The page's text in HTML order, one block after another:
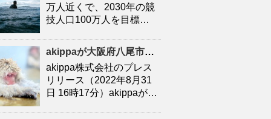
万人近くで、2030年の競
技人口100万人を目標…
akippaが大阪府八尾市と連携協定を締結！駐車場シェアを活かしたにぎわいの創出と関係
akippa株式会社のプレス
リリース（2022年8月31
日 16時17分）akippaが…